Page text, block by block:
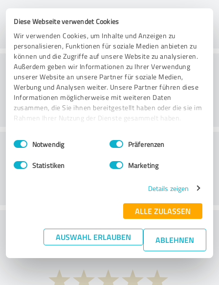
Diese Webseite verwendet Cookies
Wir verwenden Cookies, um Inhalte und Anzeigen zu
personalisieren, Funktionen für soziale Medien anbieten zu
können und die Zugriffe auf unsere Website zu analysieren.
Außerdem geben wir Informationen zu Ihrer Verwendung
unserer Website an unsere Partner für soziale Medien,
Werbung und Analysen weiter. Unsere Partner führen diese
Informationen möglicherweise mit weiteren Daten
zusammen, die Sie ihnen bereitgestellt haben oder die sie im
Rahmen Ihrer Nutzung der Dienste gesammelt haben.
Impressum Datenschutzbestimmungen
Einwilligungsauswahl
Notwendig Präferenzen
Statistiken Marketing
Details zeigen
ALLE ZULASSEN
AUSWAHL ERLAUBEN ABLEHNEN
Beratung
Kundenservice
Wie beurteilen Sie das
Preis-/Leistungsverhältnis?